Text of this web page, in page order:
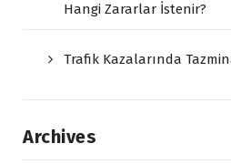
Hangi Zararlar İstenir?
Trafik Kazalarında
Archives